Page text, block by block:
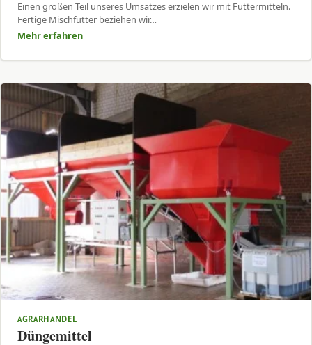
Einen großen Teil unseres Umsatzes erzielen wir mit Futtermitteln.
Fertige Mischfutter beziehen wir…
Mehr erfahren
AGRARHANDEL
Düngemittel